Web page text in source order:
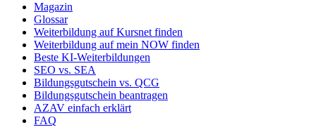
Magazin
Glossar
Weiterbildung auf Kursnet finden
Weiterbildung auf mein NOW finden
Beste KI-Weiterbildungen
SEO vs. SEA
Bildungsgutschein vs. QCG
Bildungsgutschein beantragen
AZAV einfach erklärt
FAQ